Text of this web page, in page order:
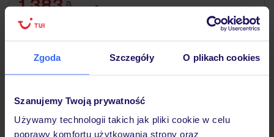
Zgoda Szczegóły O plikach cookies
Szanujemy Twoją prywatność
Używamy technologii takich jak pliki cookie w celu
poprawy komfortu użytkowania strony oraz
1 383 ZŁ
24.10.2026 - 31.10.2026
Katowice (01:45)
Bez wyżywienia
25% ZALICZKI LATO 2026